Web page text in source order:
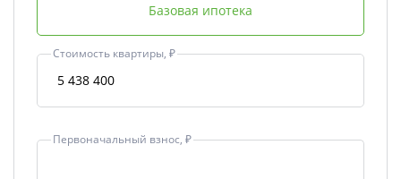
Базовая ипотека
Стоимость квартиры, ₽
Первоначальный взнос, ₽